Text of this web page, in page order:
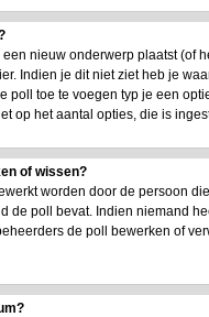
nieuw onderwerp plaatst (of
Indien je dit niet ziet heb je
poll toe te voegen typ je een
op het aantal opties, die is
of wissen?
worden door de persoon
de poll bevat. Indien niemand
de poll bewerken of